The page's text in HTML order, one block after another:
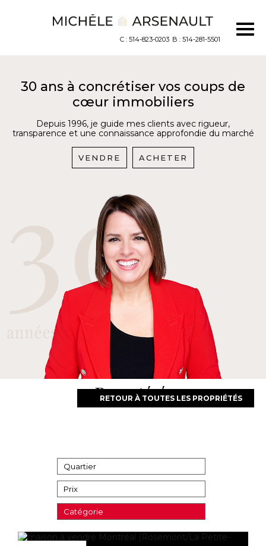
C : 514-823-0203 B : 514-281-5501
30 ans à concrétiser vos coups de
cœur immobiliers
Depuis 1996, je guide mes clients avec rigueur,
transparence et une connaissance approfondie du marché
VENDRE ACHETER
Propriétés
RETOUR À TOUTES LES PROPRIÉTÉS
Quartier
Prix
Catégorie